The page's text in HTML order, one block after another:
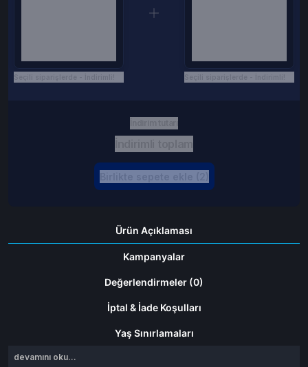
Ürün Açıklaması
Kampanyalar
Değerlendirmeler (0)
İptal & İade Koşulları
Yaş Sınırlamaları
devamını oku...